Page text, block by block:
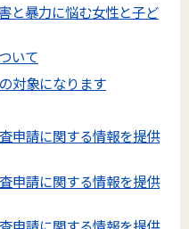
と暴力に悩む女性と子ど
いて
対象になります
申請に関する情報を提供
申請に関する情報を提供